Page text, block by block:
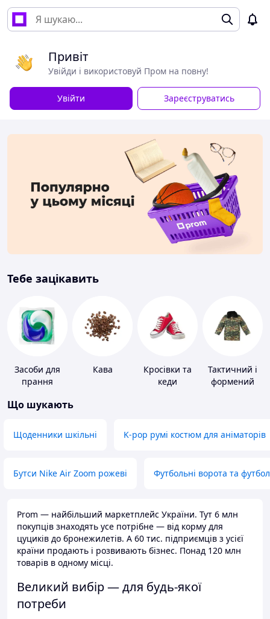
Привіт
Увійди і використовуй Пром на повну!
Увійти Зареєструватись
Тебе зацікавить
Засоби для
прання
Кава
Кросівки та
кеди
Тактичний і
формений
Що шукають
Щоденники шкільні K-pop румі костюм для аніматорів
Бутси Nike Air Zoom рожеві Футбольні ворота та
Prom — найбільший маркетплейс України. Тут 6 млн
покупців знаходять усе потрібне — від корму для
цуциків до бронежилетів. А 60 тис. підприємців з усієї
країни продають і розвивають бізнес. Понад 120 млн
товарів в одному місці.
Великий вибір — для будь-якої
потреби